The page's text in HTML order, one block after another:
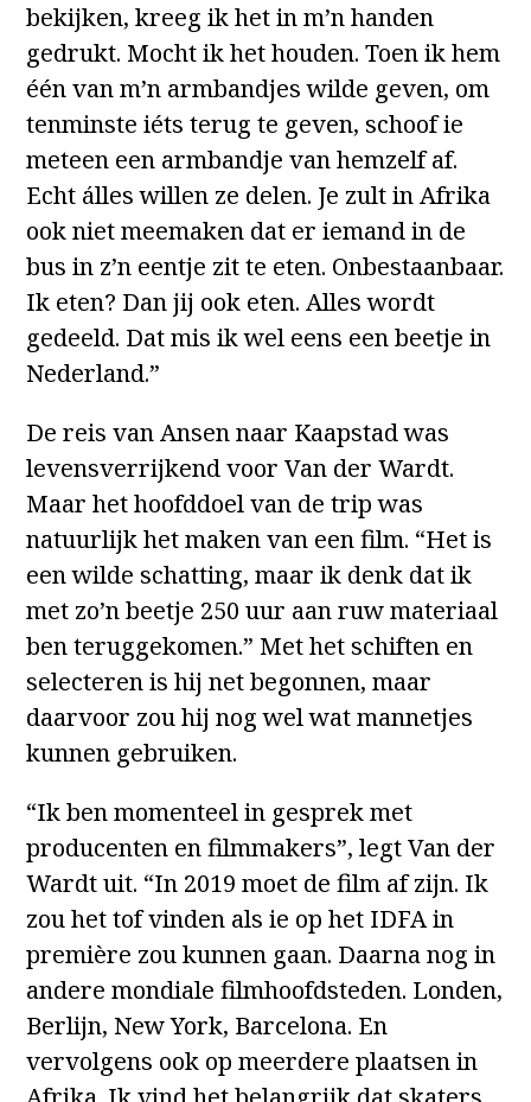
bekijken, kreeg ik het in m’n handen
gedrukt. Mocht ik het houden. Toen ik hem
één van m’n armbandjes wilde geven, om
tenminste iéts terug te geven, schoof ie
meteen een armbandje van hemzelf af.
Echt álles willen ze delen. Je zult in Afrika
ook niet meemaken dat er iemand in de
bus in z’n eentje zit te eten. Onbestaanbaar.
Ik eten? Dan jij ook eten. Alles wordt
gedeeld. Dat mis ik wel eens een beetje in
Nederland.”
De reis van Ansen naar Kaapstad was
levensverrijkend voor Van der Wardt.
Maar het hoofddoel van de trip was
natuurlijk het maken van een film. “Het is
een wilde schatting, maar ik denk dat ik
met zo’n beetje 250 uur aan ruw materiaal
ben teruggekomen.” Met het schiften en
selecteren is hij net begonnen, maar
daarvoor zou hij nog wel wat mannetjes
kunnen gebruiken.
“Ik ben momenteel in gesprek met
producenten en filmmakers”, legt Van der
Wardt uit. “In 2019 moet de film af zijn. Ik
zou het tof vinden als ie op het IDFA in
première zou kunnen gaan. Daarna nog in
andere mondiale filmhoofdsteden. Londen,
Berlijn, New York, Barcelona. En
vervolgens ook op meerdere plaatsen in